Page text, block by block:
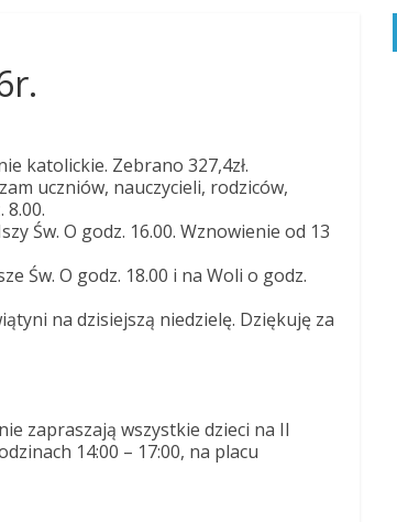
katolickie. Zebrano 327,4zł.
uczniów, nauczycieli, rodziców,
8.00.
Św. O godz. 16.00. Wznowienie od 13
Św. O godz. 18.00 i na Woli o godz.
na dzisiejszą niedzielę. Dziękuję za
zapraszają wszystkie dzieci na II
14:00 – 17:00, na placu